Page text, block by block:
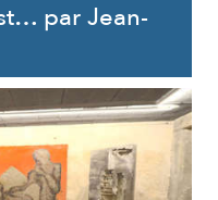
par Jean-